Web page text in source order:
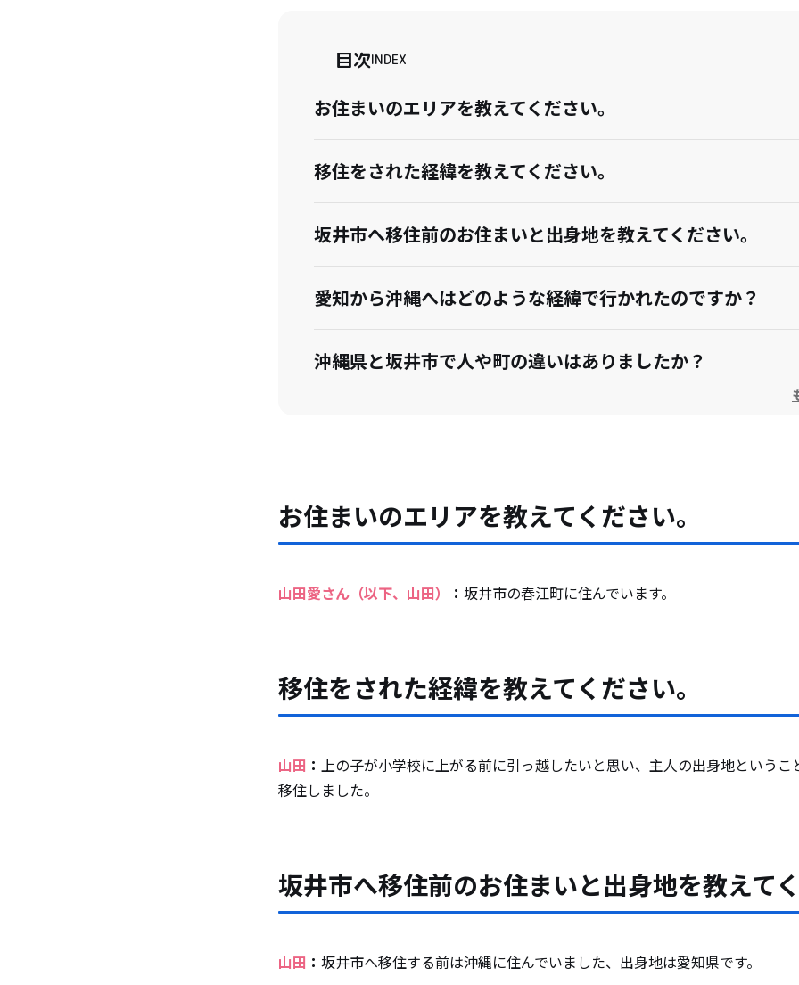
目次INDEX
お住まいのエリアを教えてください。
移住をされた経緯を教えてください。
坂井市へ移住前のお住まいと出身地を教えてください。
愛知から沖縄へはどのような経緯で行かれたのですか？
沖縄県と坂井市で人や町の違いはありましたか？
坂井市での子育てで良かった点は？
坂井市に来て驚いたことはありますか？
友達になられた方とはどんなお話をされていますか？
友達ができた今でも支援センターのイベント等には参加され
すか？
移住された春江町の良い所を教えてください。
お住まいのエリアを教えてください。
山田愛さん（以下、山田） ： 坂井市の春江町に住んでいます。
移住をされた経緯を教えてください。
山田 ： 上の子が小学校に上がる前に引っ越したいと思い、主人の出身地というこ
移住しました。
坂井市へ移住前のお住まいと出身地を教えてく
山田 ： 坂井市へ移住する前は沖縄に住んでいました、出身地は愛知県です。